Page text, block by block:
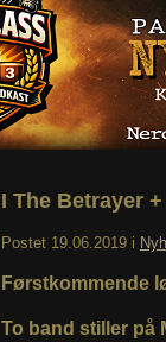
I The Betrayer
Postet 19.06.2019 i
Førstkommende
To band stiller på